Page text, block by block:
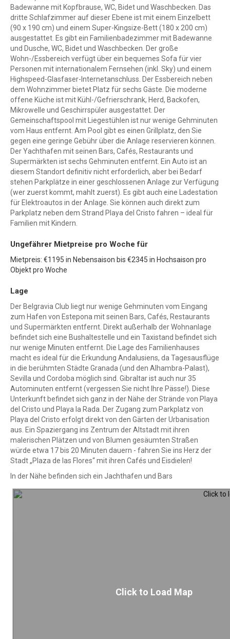
Badewanne mit Kopfbrause, WC, Bidet und Waschbecken. Das
dritte Schlafzimmer auf dieser Ebene ist mit einem Einzelbett
(90 x 190 cm) und einem Super-Kingsize-Bett (180 x 200 cm)
ausgestattet. Es gibt ein Familienbadezimmer mit Badewanne
und Dusche, WC, Bidet und Waschbecken. Der große
Wohn-/Essbereich verfügt über ein bequemes Sofa für vier
Personen mit internationalem Fernsehen (inkl. Sky) und einem
Highspeed-Glasfaser-Internetanschluss. Der Essbereich neben
dem Wohnzimmer bietet Platz für sechs Gäste. Die moderne
offene Küche ist mit Kühl-/Gefrierschrank, Herd, Backofen,
Mikrowelle und Geschirrspüler ausgestattet. Der
Gemeinschaftspool mit Liegestühlen ist nur wenige Gehminuten
vom Haus entfernt. Am Pool gibt es einen Grillplatz, den Sie
gegen eine geringe Gebühr über die Anlage reservieren können.
Der Yachthafen mit seinen Bars, Cafés, Restaurants und
Supermärkten ist sechs Gehminuten entfernt. Ein Auto ist an
diesem Standort definitiv nicht erforderlich, aber bei Bedarf
stehen Parkplätze in einer geschlossenen Anlage zur Verfügung
(wer zuerst kommt, mahlt zuerst). Es gibt auch eine Ladestation
für Elektroautos in der Anlage. Sie können auch direkt zum
Parkplatz neben dem Strand Playa del Cristo fahren – ideal für
Familien mit Kindern.
Ungefährer Mietpreise pro Woche für
Mietpreis: €1195 in Nebensaison bis €2345 in Hochsaison pro
Objekt pro Woche
Lage
Der Belgravia Club liegt nur wenige Gehminuten vom Eingang
zum Hafen von Estepona mit seinen Bars, Cafés, Restaurants
und Supermärkten entfernt. Direkt außerhalb der Wohnanlage
befindet sich eine Bushaltestelle und ein Taxistand befindet sich
nur wenige Minuten entfernt. Die Lage des Familienhauses
macht es ideal für die Erkundung Andalusiens, da Tagesausflüge
in die berühmten Städte Granada (und den Alhambra-Palast),
Sevilla und Cordoba möglich sind. Gibraltar ist auch nur 35
Autominuten entfernt (vergessen Sie nicht Ihre Pässe!). Diese
Unterkunft befindet sich ganz in der Nähe der Strände von Playa
del Cristo und Playa la Rada. Der Zugang zum Parkplatz von
Playa del Cristo erfolgt direkt von den Gärten der Urbanisation
aus. Ein Spaziergang ins Zentrum der Altstadt mit ihren
malerischen Plätzen und von Blumen gesäumten Straßen
würde etwa 17 bis 20 Minuten dauern - fahren Sie ins Herz der
Stadt „Plaza de las Flores“ mit ihren Cafés und Eisdielen!
In der Nähe befinden sich ein Jachthafen und Bars
Click to Load Map